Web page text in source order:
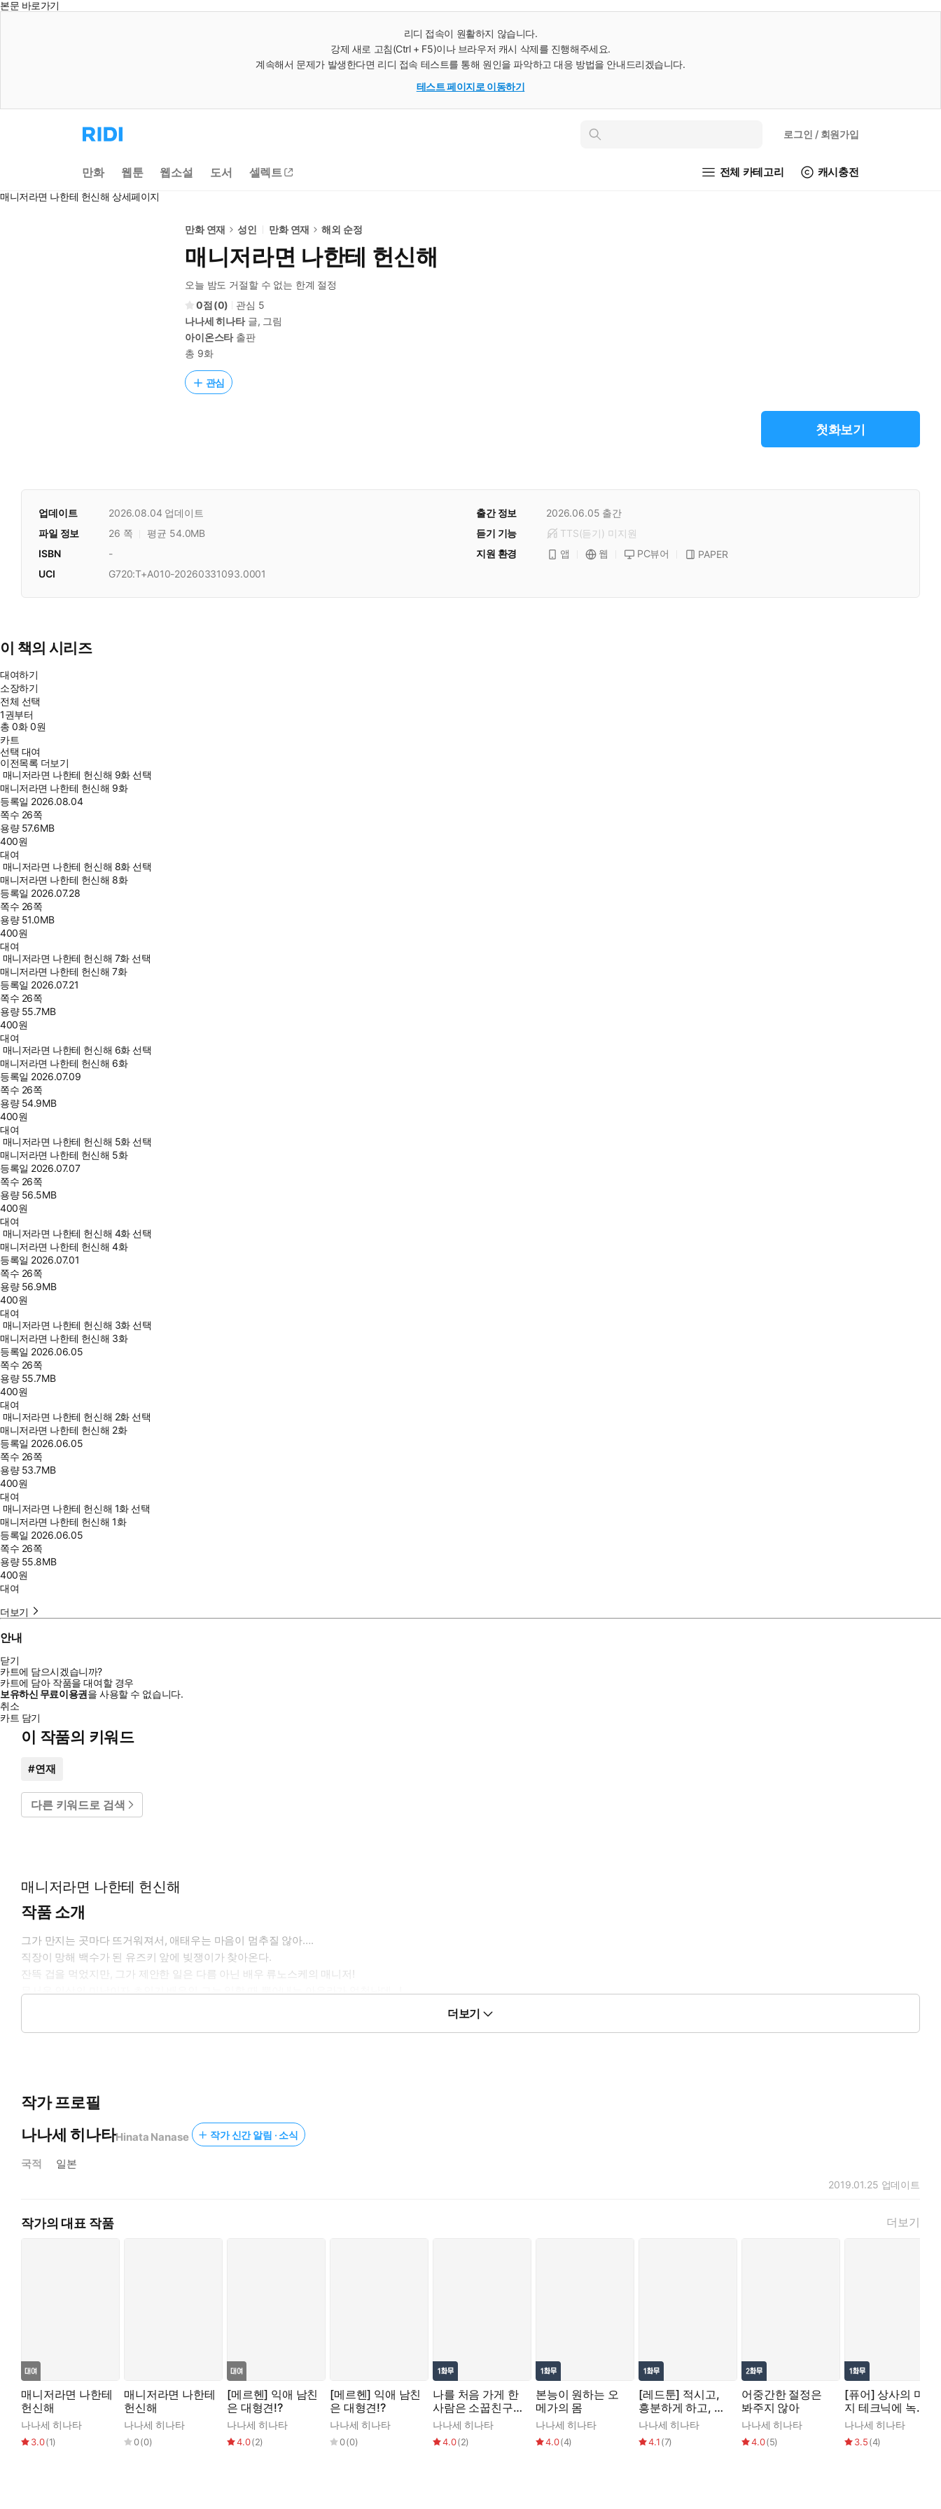
본문 바로가기
리디 접속이 원활하지 않습니다.
강제 새로 고침(Ctrl + F5)이나 브라우저 캐시 삭제를 진행해주세요.
계속해서 문제가 발생한다면 리디 접속 테스트를 통해 원인을 파악하고 대응 방법을 안내드리겠습니다.
테스트 페이지로 이동하기
리
디
으
로
동
인
로그인 / 회원가입
만화 웹툰 웹소설 도서 셀렉트 전체 카테고리 캐시충전
매니저라면 나한테 헌신해 상세페이지
만화 연재 성인 만화 연재 해외 순정
매니저라면 나한테 헌신해
오늘 밤도 거절할 수 없는 한계 절정
0
(0) 관심 5
나나세 히나타글, 그림
아이온스타출판
총 9화
관심
첫화보기
업데이트 2026.08.04 업데이트 출간 정보 2026.06.05 출간
듣기 기능
TTS(듣기) 미지원
파일 정보 26 쪽
평균 54.0MB
지원 환경
앱 웹 PC뷰어 PAPER
ISBN
-
UCI
G720:T+A010-20260331093.0001
이 책의 시리즈
대여하기
소장하기
전체 선택
1권부터
총0화0원
카트
선택 대여
이전목록 더보기
매니저라면 나한테 헌신해 9화 선택
매니저라면 나한테 헌신해 9화
등록일 2026.08.04
쪽수 26쪽
용량 57.6MB
400원
대여
매니저라면 나한테 헌신해 8화 선택
매니저라면 나한테 헌신해 8화
등록일 2026.07.28
쪽수 26쪽
용량 51.0MB
400원
대여
매니저라면 나한테 헌신해 7화 선택
매니저라면 나한테 헌신해 7화
등록일 2026.07.21
쪽수 26쪽
용량 55.7MB
400원
대여
매니저라면 나한테 헌신해 6화 선택
매니저라면 나한테 헌신해 6화
등록일 2026.07.09
쪽수 26쪽
용량 54.9MB
400원
대여
매니저라면 나한테 헌신해 5화 선택
매니저라면 나한테 헌신해 5화
등록일 2026.07.07
쪽수 26쪽
용량 56.5MB
400원
대여
매니저라면 나한테 헌신해 4화 선택
매니저라면 나한테 헌신해 4화
등록일 2026.07.01
쪽수 26쪽
용량 56.9MB
400원
대여
매니저라면 나한테 헌신해 3화 선택
매니저라면 나한테 헌신해 3화
등록일 2026.06.05
쪽수 26쪽
용량 55.7MB
400원
대여
매니저라면 나한테 헌신해 2화 선택
매니저라면 나한테 헌신해 2화
등록일 2026.06.05
쪽수 26쪽
용량 53.7MB
400원
대여
매니저라면 나한테 헌신해 1화 선택
매니저라면 나한테 헌신해 1화
등록일 2026.06.05
쪽수 26쪽
용량 55.8MB
400원
대여
더보기
안내
닫기
카트에 담으시겠습니까?
카트에 담아 작품을 대여할 경우
보유하신 무료이용권을 사용할 수 없습니다.
취소
카트 담기
이 작품의 키워드
#연재
다른 키워드로 검색
매니저라면 나한테 헌신해
작품 소개
그가 만지는 곳마다 뜨거워져서, 애태우는 마음이 멈추질 않아….
직장이 망해 백수가 된 유즈키 앞에 빚쟁이가 찾아온다.
잔뜩 겁을 먹었지만, 그가 제안한 일은 다름 아닌 배우 류노스케의 매니저!
무서운 인상의 미남이자 초인기 배우인 그는 일할 때 뿜어내는 아우라가 엄청난데…!
더보기
작가 프로필
나나세 히나타Hinata Nanase 작가 신간 알림 · 소식
국적 일본
2019.01.25 업데이트
작가의 대표 작품 더보기
매니저라면 나한테
헌신해
나나세 히나타
3.0(1)
매니저라면 나한테
헌신해
나나세 히나타
0(0)
[메르헨] 익애 남친
은 대형견!?
나나세 히나타
4.0(2)
[메르헨] 익애 남친
은 대형견!?
나나세 히나타
0(0)
나를 처음 가게 한
사람은 소꿉친구였
습니다
나나세 히나타
4.0(2)
본능이 원하는 오
메가의 몸
나나세 히나타
4.0(4)
[레드툰] 적시고,
흥분하게 하고, 으
스러지게 안고
나나세 히나타
4.1(7)
어중간한 절정은
봐주지 않아
나나세 히나타
4.0(5)
[퓨어] 상사의 마사
지 테크닉에 녹아
버려!
나나세 히나타
3.5(4)